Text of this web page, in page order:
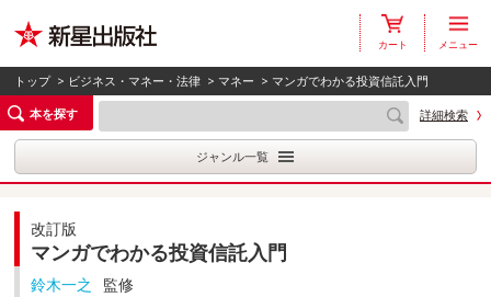
カート メニュー
トップ > ビジネス・マネー・法律 > マネー > マンガでわかる投資信託入門
本を探す
詳細検索
ジャンル一覧
改訂版
マンガでわかる投資信託入門
鈴木一之 監修